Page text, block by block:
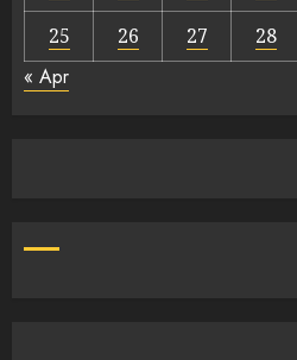
25
26 27 28
« Apr